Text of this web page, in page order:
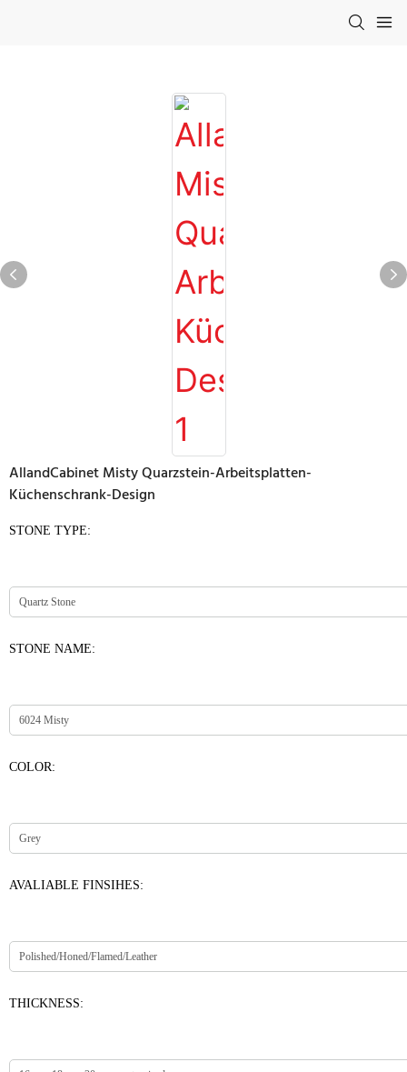
AllandCabinet Misty Quarzstein-Arbeitsplatten-
Küchenschrank-Design
STONE TYPE:
STONE NAME:
COLOR:
AVALIABLE FINSIHES:
THICKNESS: